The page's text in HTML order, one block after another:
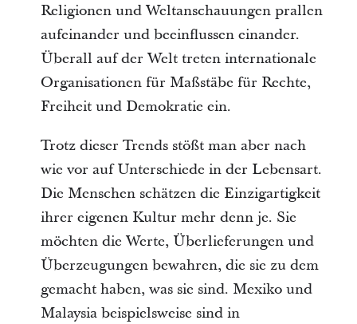
Religionen und Weltanschauungen prallen
aufeinander und beeinflussen einander.
Überall auf der Welt treten internationale
Organisationen für Maßstäbe für Rechte,
Freiheit und Demokratie ein.
Trotz dieser Trends stößt man aber nach
wie vor auf Unterschiede in der Lebensart.
Die Menschen schätzen die Einzigartigkeit
ihrer eigenen Kultur mehr denn je. Sie
möchten die Werte, Überlieferungen und
Überzeugungen bewahren, die sie zu dem
gemacht haben, was sie sind. Mexiko und
Malaysia beispielsweise sind in